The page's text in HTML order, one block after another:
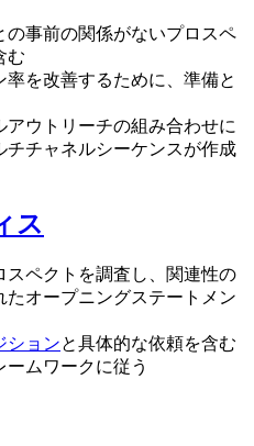
の事前の関係がないプロスペ
む
を改善するために、準備と
アウトリーチの組み合わせに
チチャネルシーケンスが作成
ス
スペクトを調査し、関連性の
たオープニングステートメン
ションと具体的な依頼を含む
ムワークに従う